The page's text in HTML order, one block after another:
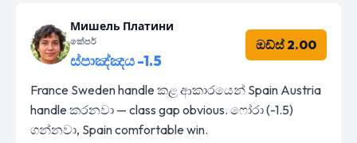
Мишель Платини
කේපර්
ස්පාඤ්ඤය -1.5
ඔඩ්ස් 2.00
France Sweden handle කළ ආකාරයෙන් Spain Austria
handle කරනවා — class gap obvious. ෆෝරා (-1.5)
ගන්නවා, Spain comfortable win.